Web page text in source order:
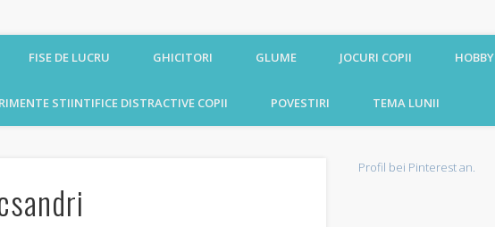
FISE DE LUCRU GHICITORI GLUME JOCURI COPII HOBBY
STIINTIFICE DISTRACTIVE COPII POVESTIRI TEMA LUNII
Profil bei Pinterest an.